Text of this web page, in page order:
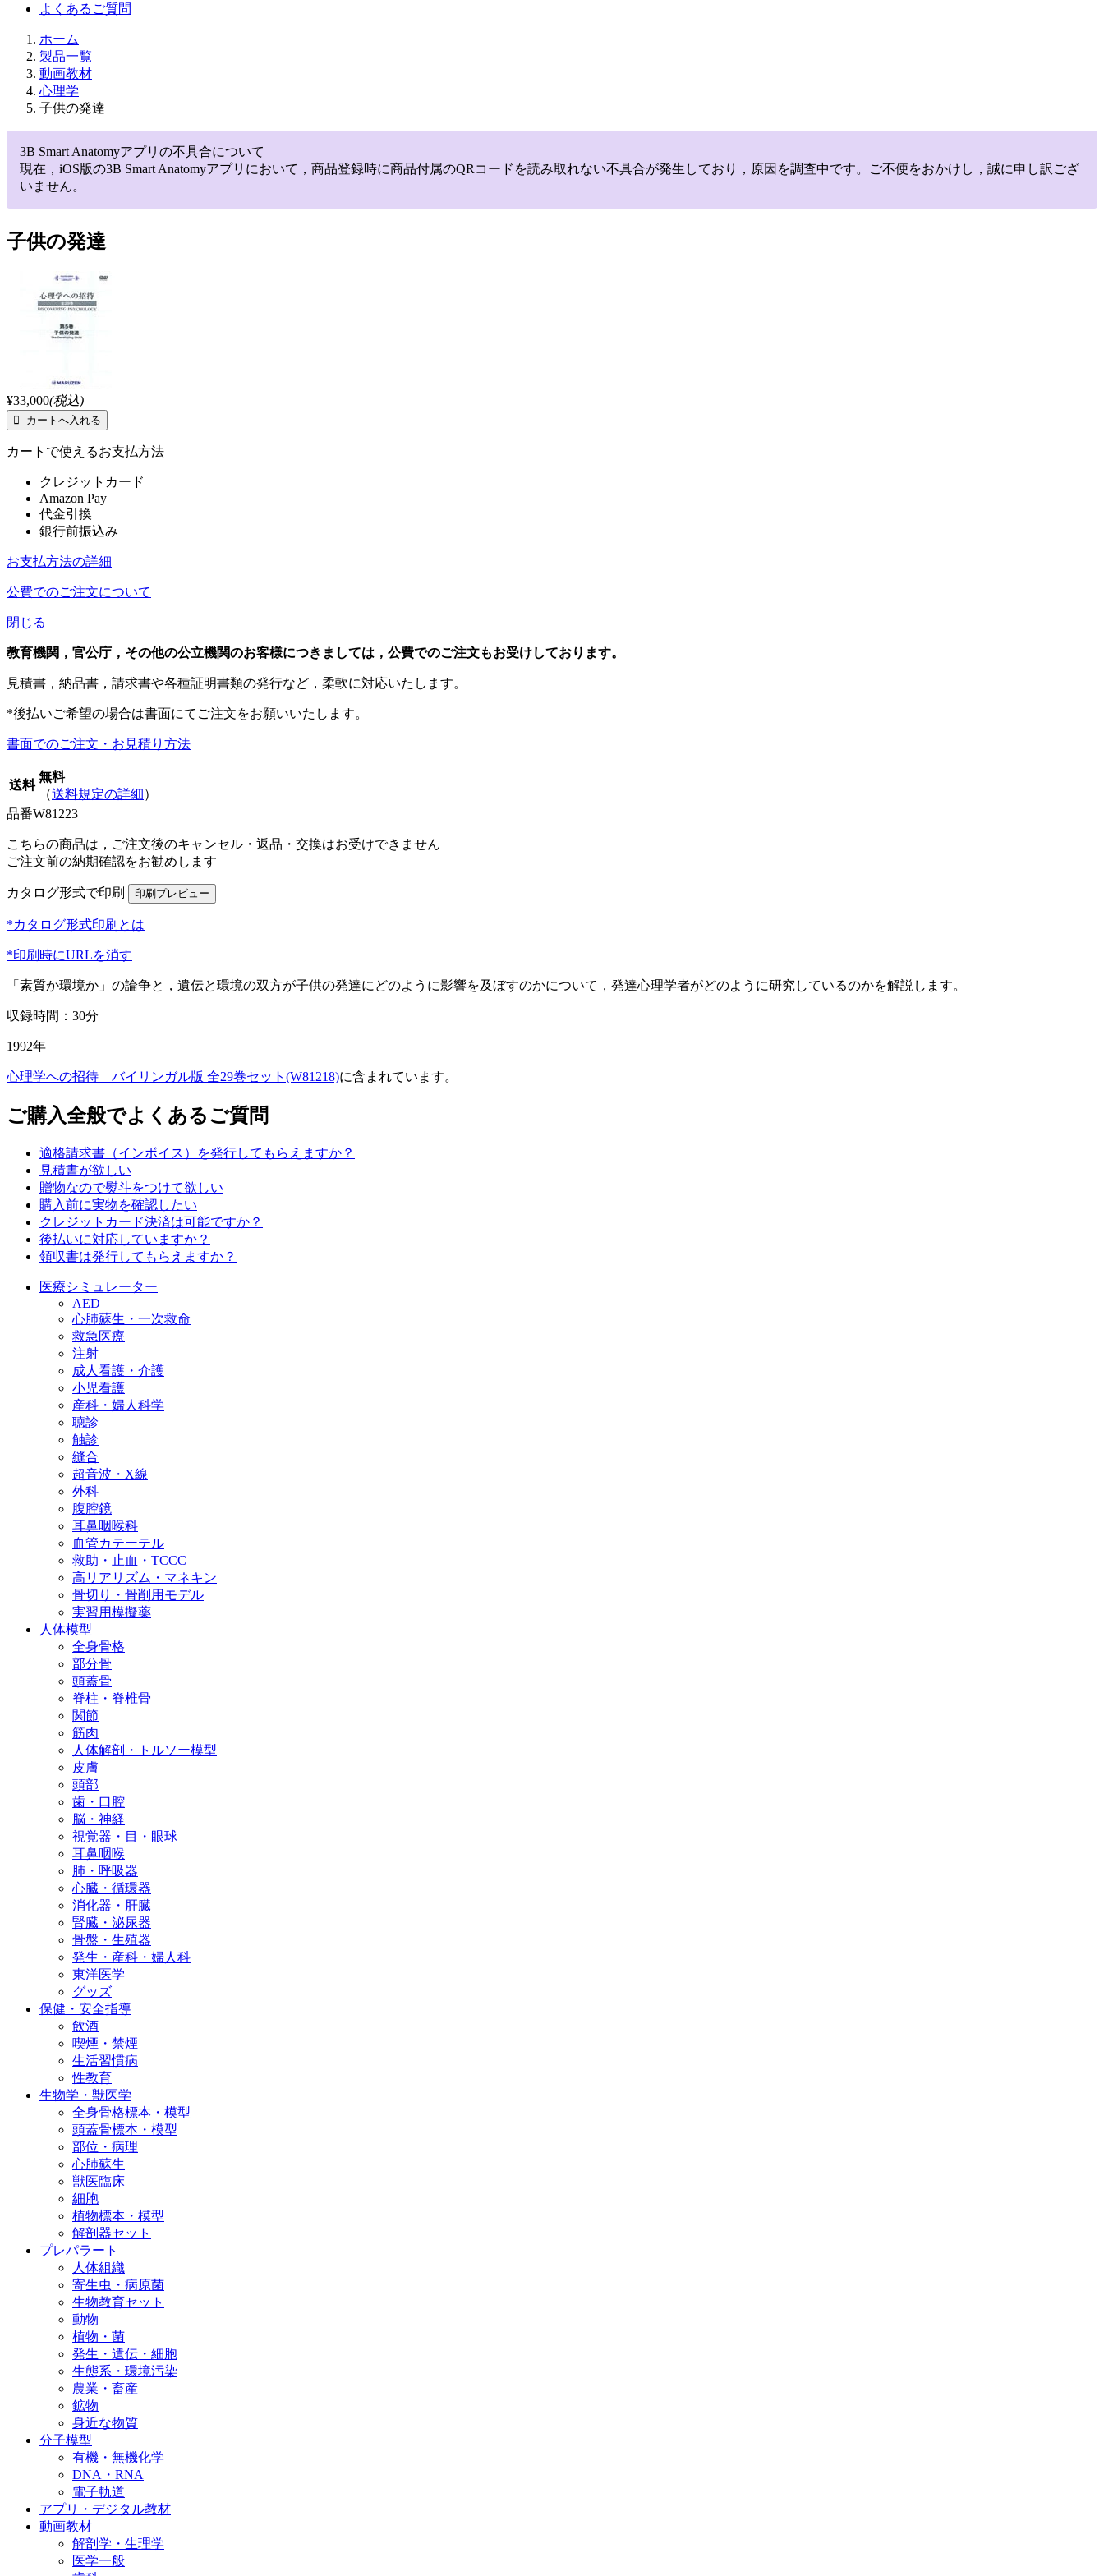
よくあるご質問
ホーム
製品一覧
動画教材
心理学
子供の発達
3B Smart Anatomyアプリの不具合について
現在，iOS版の3B Smart Anatomyアプリにおいて，商品登録時に商品付属のQRコードを読み取れない不具合が発生しており，原因を調査中です。ご不便をおかけし，誠に申し訳ござ
いません。
子供の発達
¥33,000(税込)
カートで使えるお支払方法
クレジットカード
Amazon Pay
代金引換
銀行前振込み
お支払方法の詳細
公費でのご注文について
閉じる
教育機関，官公庁，その他の公立機関のお客様につきましては，公費でのご注文もお受けしております。
見積書，納品書，請求書や各種証明書類の発行など，柔軟に対応いたします。
*後払いご希望の場合は書面にてご注文をお願いいたします。
書面でのご注文・お見積り方法
送料
無料
（送料規定の詳細）
品番W81223
こちらの商品は，ご注文後のキャンセル・返品・交換はお受けできません
ご注文前の納期確認をお勧めします
カタログ形式で印刷
*カタログ形式印刷とは
*印刷時にURLを消す
「素質か環境か」の論争と，遺伝と環境の双方が子供の発達にどのように影響を及ぼすのかについて，発達心理学者がどのように研究しているのかを解説します。
収録時間：30分
1992年
心理学への招待 バイリンガル版 全29巻セット(W81218)に含まれています。
ご購入全般でよくあるご質問
適格請求書（インボイス）を発行してもらえますか？
見積書が欲しい
贈物なので熨斗をつけて欲しい
購入前に実物を確認したい
クレジットカード決済は可能ですか？
後払いに対応していますか？
領収書は発行してもらえますか？
医療シミュレーター
AED
心肺蘇生・一次救命
救急医療
注射
成人看護・介護
小児看護
産科・婦人科学
聴診
触診
縫合
超音波・X線
外科
腹腔鏡
耳鼻咽喉科
血管カテーテル
救助・止血・TCCC
高リアリズム・マネキン
骨切り・骨削用モデル
実習用模擬薬
人体模型
全身骨格
部分骨
頭蓋骨
脊柱・脊椎骨
関節
筋肉
人体解剖・トルソー模型
皮膚
頭部
歯・口腔
脳・神経
視覚器・目・眼球
耳鼻咽喉
肺・呼吸器
心臓・循環器
消化器・肝臓
腎臓・泌尿器
骨盤・生殖器
発生・産科・婦人科
東洋医学
グッズ
保健・安全指導
飲酒
喫煙・禁煙
生活習慣病
性教育
生物学・獣医学
全身骨格標本・模型
頭蓋骨標本・模型
部位・病理
心肺蘇生
獣医臨床
細胞
植物標本・模型
解剖器セット
プレパラート
人体組織
寄生虫・病原菌
生物教育セット
動物
植物・菌
発生・遺伝・細胞
生態系・環境汚染
農業・畜産
鉱物
身近な物質
分子模型
有機・無機化学
DNA・RNA
電子軌道
アプリ・デジタル教材
動画教材
解剖学・生理学
医学一般